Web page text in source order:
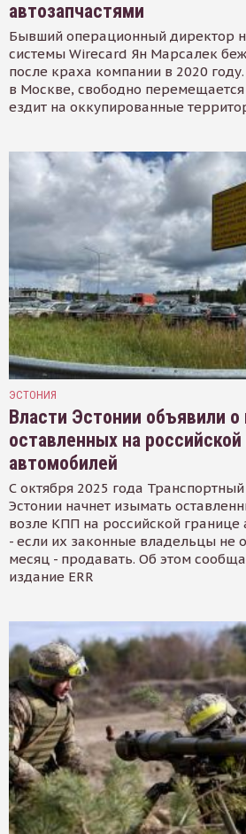
автозапчастями
Бывший операционный директор
системы Wirecard Ян Марсалек
после краха компании в 2020
в Москве, свободно
ездит на оккупированные
ЭСТОНИЯ
Власти Эстонии объявили
оставленных на российской
автомобилей
С октября 2025 года
Эстонии начнет изымать
возле КПП на российской границе
- если их законные владельцы не
месяц - продавать. Об этом
издание ERR